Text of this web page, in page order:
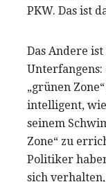
PKW. Das ist
Das Andere
„grünen
intelligent,
seinem
Zone“ zu
Politiker
sich